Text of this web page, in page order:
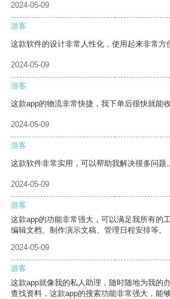
2024-05-09
游客
这款软件的设计非常人性化，使用起来非常方
2024-05-09
游客
这款app的物流非常快捷，我下单后很快就能收
2024-05-09
游客
这款软件非常实用，可以帮助我解决很多问题。
2024-05-09
游客
这款app的功能非常强大，可以满足我所有的
编辑文档、制作演示文稿、管理日程安排等。
2024-05-09
游客
这款app就像我的私人助理，随时随地为我的
查找资料，这款app的搜索功能非常强大，能